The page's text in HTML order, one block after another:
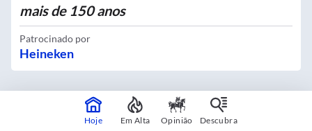
mais de 150 anos
Patrocinado por
Heineken
Quatro novos Bosques Urbanos recebem
Hoje Em Alta Opinião Descubra